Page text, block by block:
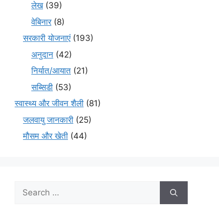
लेख(39)
वेबिनार(8)
सरकारी योजनाएं(193)
अनुदान (42)
निर्यात/आयात (21)
सब्सिडी (53)
स्वास्थ्य और जीवन शैली (81)
जलवायु जानकारी (25)
मौसम और खेती (44)